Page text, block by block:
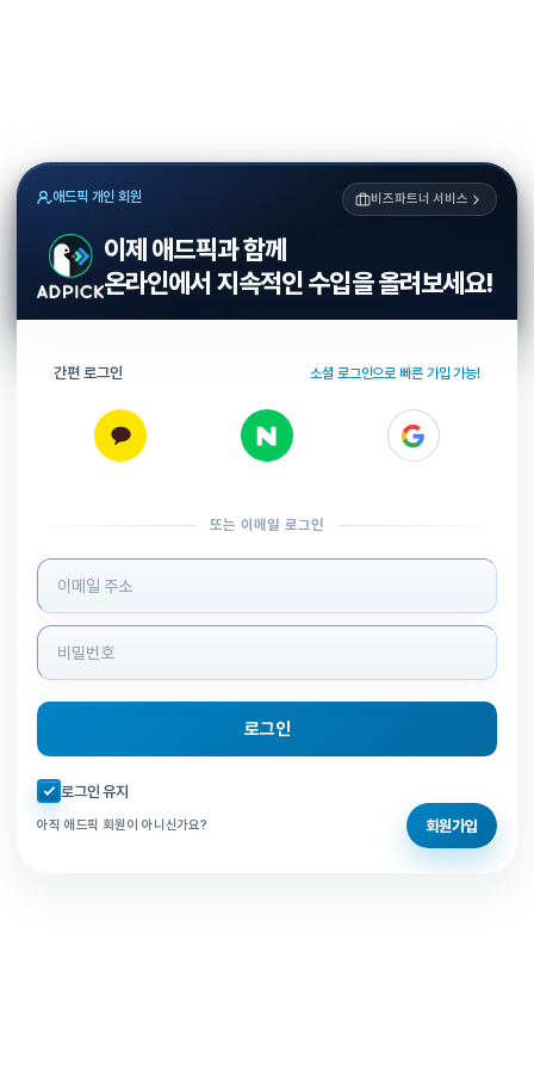
애드픽 개인 회원 비즈파트너 서비스
이제 애드픽과 함께
온라인에서 지속적인 수입을 올려보세요!
간편 로그인 소셜 로그인으로 빠른 가입 가능!
또는 이메일 로그인
로그인 정보 입력
로그인
자동로그인 체크
로그인 유지
아직 애드픽 회원이 아니신가요? 회원가입